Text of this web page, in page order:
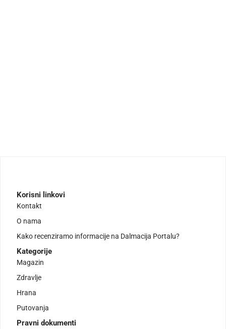
Korisni linkovi
Kontakt
O nama
Kako recenziramo informacije na Dalmacija Portalu?
Kategorije
Magazin
Zdravlje
Hrana
Putovanja
Pravni dokumenti